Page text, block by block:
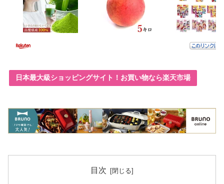
日本最大級ショッピングサイト！お買い物なら楽天市場
目次